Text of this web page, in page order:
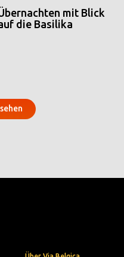
mit Blick
die Basilika